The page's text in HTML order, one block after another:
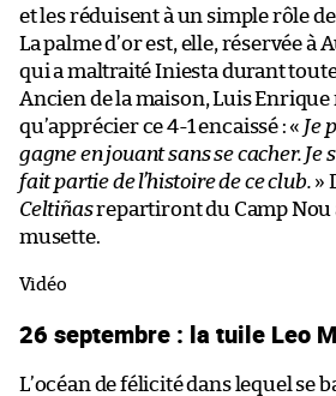
et les réduisent à un simple rôle
La palme d’or est, elle, réservée à
qui a maltraité Iniesta durant
Ancien de la maison, Luis Enrique
qu’apprécier ce 4-1 encaissé : « Je
gagne en jouant sans se cacher. Je
fait partie de l’histoire de ce club. »
Celtiñasrepartiront du Camp Nou
musette.
Vidéo
26 septembre : la tuile Leo
L’océan de félicité dans lequel se